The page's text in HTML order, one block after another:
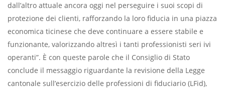
dall’altro attuale ancora oggi nel perseguire i suoi scopi di
protezione dei clienti, rafforzando la loro fiducia in una piazza
economica ticinese che deve continuare a essere stabile e
funzionante, valorizzando altresì i tanti professionisti seri ivi
operanti”. È con queste parole che il Consiglio di Stato
conclude il messaggio riguardante la revisione della Legge
cantonale sull’esercizio delle professioni di fiduciario (LFid),